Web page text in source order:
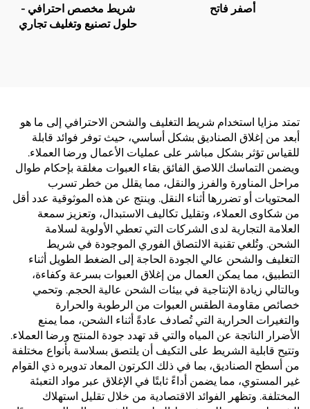
أصفر فاتح
شريط مخصص احترافي -
حلول تصنيع وتغليف تجاري
تمتد مزايا استخدام شريط التغليف والشحن الاحترافي إلى ما هو
أبعد من إغلاق الصناديق بشكل أساسي، حيث توفر فوائد قابلة
للقياس تؤثر بشكل مباشر على عمليات الأعمال ورضا العملاء.
ويضمن التماسك اللاصق الفائق بقاء العبوات مغلقة بإحكام طوال
مراحل المناورة والفرز والنقل، مما يقلل من خطر تسرب
المحتويات أو تضررها أثناء النقل. وينتج عن هذه الموثوقية عدد أقل
من شكاوى العملاء، وتقليل تكاليف الاستبدال، وتعزيز سمعة
العلامة التجارية لدى الشركات التي تعطي الأولوية لسلامة
الشحن. وتُلغي تقنية الالتصاق الفوري الموجودة في شريط
التغليف والشحن عالي الجودة الحاجة إلى الضغط الطويل أثناء
التطبيق، مما يمكن العمال من إغلاق العبوات بسرعة وكفاءة،
وبالتالي زيادة الإنتاجية في بيئات الشحن عالية الحجم. وتحمي
خصائص مقاومة الطقس العبوات من الرطوبة والحرارة
والتغيرات الحرارية التي تُصادف عادةً أثناء الشحن، مما يمنع
الأضرار الناتجة عن المياه والتي قد تهدد جودة المنتج ورضا العملاء.
وتتيح قابلية الشريط على التكيف أن يلتصق بسلاسة بأنواع مختلفة
من أسطح الصناديق، بما في ذلك الكرتون المعاد تدويره ذي القوام
غير المستوي، مما يضمن أداءً ثابتًا في الإغلاق عبر مواد التعبئة
المختلفة. وتظهر الفوائد الاقتصادية من خلال تقليل استهلاك